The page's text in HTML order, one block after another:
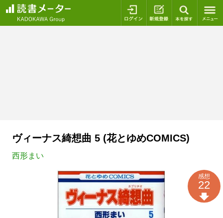
ログイン 新規登録
ヴィーナス綺想曲 5 (花とゆめCOMICS)
西形まい
感想
22